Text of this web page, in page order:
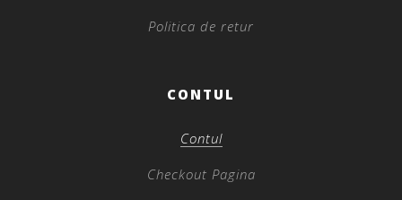
Politica de retur
CONTUL
Contul
Checkout Pagina